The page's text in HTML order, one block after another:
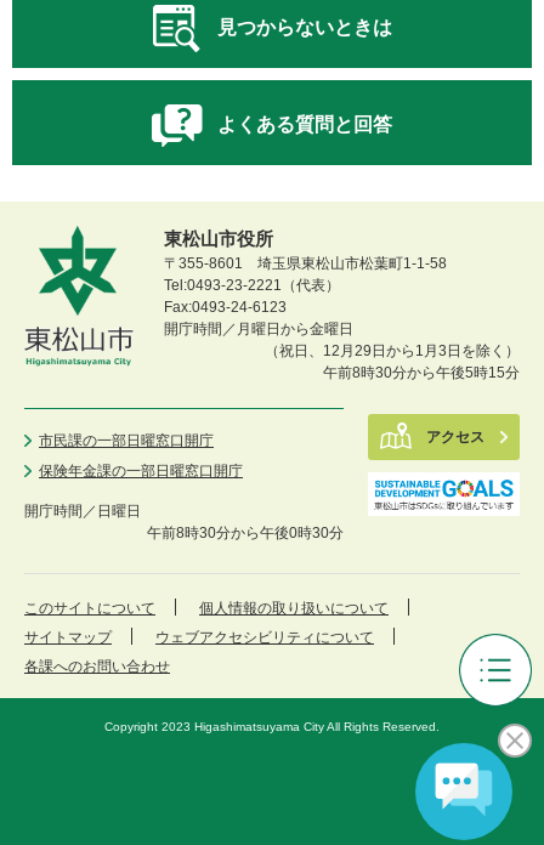
ひ
ま
つ
や
ま
見つからないときは
よくある質問と回答
東松山市役所
〒355-8601 埼玉県東松山市松葉町1-1-58
Tel:0493-23-2221（代表）
Fax:0493-24-6123
開庁時間／月曜日から金曜日
（祝日、12月29日から1月3日を除く）
午前8時30分から午後5時15分
市民課の一部日曜窓口開庁
保険年金課の一部日曜窓口開庁
開庁時間／ 日曜日
午前8時30分から午後0時30分
アクセス
このサイトについて
個人情報の取り扱いについて
サイトマップ
ウェブアクセシビリティについて
各課へのお問い合わせ
Copyright 2023 Higashimatsuyama City All Rights Reserved.